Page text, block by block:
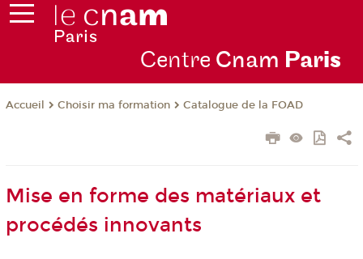
Centre Cnam Paris
Accueil Choisir ma formation Catalogue de la FOAD
Mise en forme des matériaux et
procédés innovants